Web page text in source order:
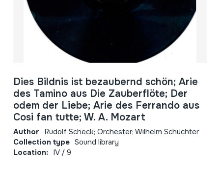
Dies Bildnis ist bezaubernd schön; Arie
des Tamino aus Die Zauberflöte; Der
odem der Liebe; Arie des Ferrando aus
Cosi fan tutte; W. A. Mozart
Author Rudolf Scheck; Orchester; Wilhelm Schüchter
Collection type Sound library
Location: IV / 9